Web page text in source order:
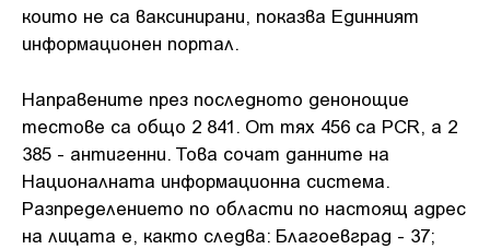
които не са ваксинирани, показва Единният
информационен портал.
Направените през последното денонощие
тестове са общо 2 841. От тях 456 са PCR, а 2
385 - антигенни. Това сочат данните на
Националната информационна система.
Разпределението по области по настоящ адрес
на лицата е, както следва: Благоевград - 37;